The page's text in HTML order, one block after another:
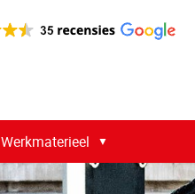
Werkmaterieel